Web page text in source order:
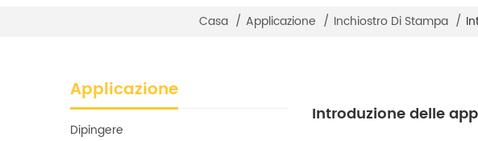
Casa / Applicazione / Inchiostro Di Stampa /
Introduzione delle
Applicazione
Dipingere